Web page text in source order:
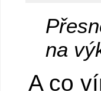
na
A co